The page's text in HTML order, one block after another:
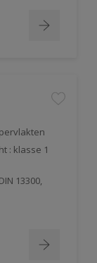
: klasse 1
13300,